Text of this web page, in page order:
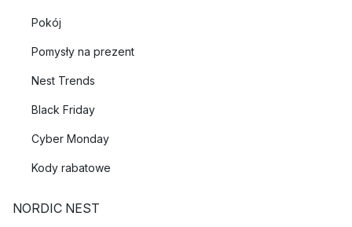
Pokój
Pomysły na prezent
Nest Trends
Black Friday
Cyber Monday
Kody rabatowe
NORDIC NEST